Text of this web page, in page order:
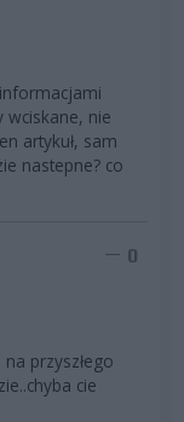
wciskane, nie
artykuł, sam
nastepne? co
0
przyszłego
cie